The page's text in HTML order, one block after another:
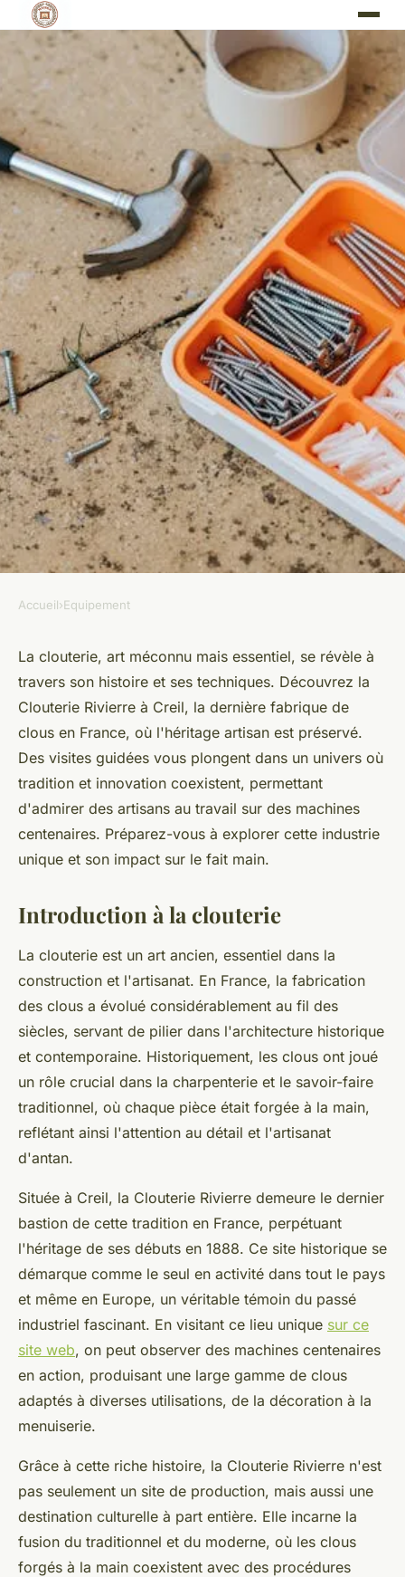
EQUIPEMENT
Clouterie : découvrez des
clous et crampillons de qualité
Maxime•20 mars 2025•4 min de lecture
Accueil›Equipement
La clouterie, art méconnu mais essentiel, se révèle à
travers son histoire et ses techniques. Découvrez la
Clouterie Rivierre à Creil, la dernière fabrique de
clous en France, où l'héritage artisan est préservé.
Des visites guidées vous plongent dans un univers où
tradition et innovation coexistent, permettant
d'admirer des artisans au travail sur des machines
centenaires. Préparez-vous à explorer cette industrie
unique et son impact sur le fait main.
Introduction à la clouterie
La clouterie est un art ancien, essentiel dans la
construction et l'artisanat. En France, la fabrication
des clous a évolué considérablement au fil des
siècles, servant de pilier dans l'architecture historique
et contemporaine. Historiquement, les clous ont joué
un rôle crucial dans la charpenterie et le savoir-faire
traditionnel, où chaque pièce était forgée à la main,
reflétant ainsi l'attention au détail et l'artisanat
d'antan.
Située à Creil, la Clouterie Rivierre demeure le dernier
bastion de cette tradition en France, perpétuant
l'héritage de ses débuts en 1888. Ce site historique se
démarque comme le seul en activité dans tout le pays
et même en Europe, un véritable témoin du passé
industriel fascinant. En visitant ce lieu unique sur ce
site web, on peut observer des machines centenaires
en action, produisant une large gamme de clous
adaptés à diverses utilisations, de la décoration à la
menuiserie.
Grâce à cette riche histoire, la Clouterie Rivierre n'est
pas seulement un site de production, mais aussi une
destination culturelle à part entière. Elle incarne la
fusion du traditionnel et du moderne, où les clous
forgés à la main coexistent avec des procédures